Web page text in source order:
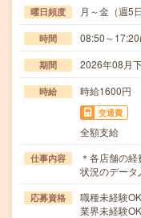
曜日頻度 月～金（週5
時間 08:50～
期間 2026年08月
時給 時給1600円
交通費
全額支給
仕事内容
＊各店舗の
状況のデー
応募資格
職種未経験
業界未経験